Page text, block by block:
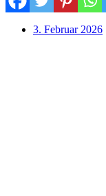
3. Februar 2026